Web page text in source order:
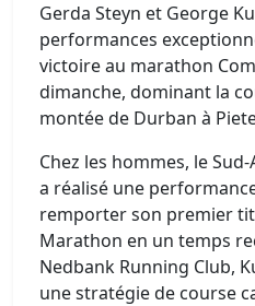
Gerda Steyn et George
performances
victoire au marathon
dimanche, dominant la
montée de Durban à
Chez les hommes, le
a réalisé une
remporter son premier
Marathon en un temps
Nedbank Running Club,
une stratégie de course